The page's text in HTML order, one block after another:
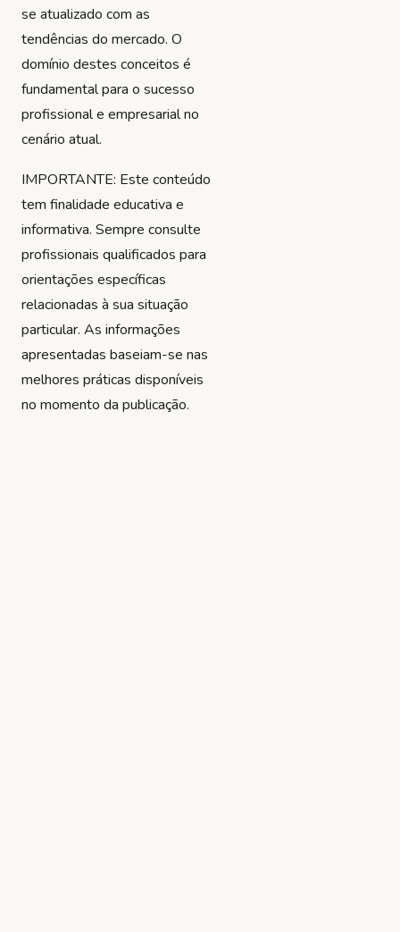
se atualizado com as
tendências do mercado. O
domínio destes conceitos é
fundamental para o sucesso
profissional e empresarial no
cenário atual.
IMPORTANTE: Este conteúdo
tem finalidade educativa e
informativa. Sempre consulte
profissionais qualificados para
orientações específicas
relacionadas à sua situação
particular. As informações
apresentadas baseiam-se nas
melhores práticas disponíveis
no momento da publicação.